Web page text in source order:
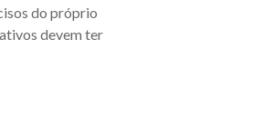
do próprio
devem ter